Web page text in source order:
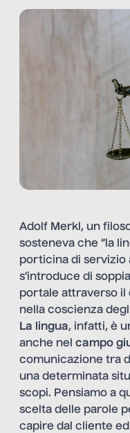
Adolf Merkl, un
sosteneva che “la
porticina di servizio
s’introduce di
portale attraverso
nella coscienza
La lingua, infatti, è
anche nel campo
comunicazione tra
una determinata
scopi. Pensiamo a
scelta delle parole
capire dal cliente